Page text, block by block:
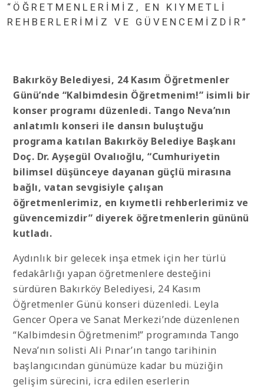
“ÖĞRETMENLERİMİZ, EN KIYMETLİ
REHBERLERİMİZ VE GÜVENCEMİZDİR”
Bakırköy Belediyesi, 24 Kasım Öğretmenler
Günü’nde “Kalbimdesin Öğretmenim!” isimli bir
konser programı düzenledi. Tango Neva’nın
anlatımlı konseri ile dansın buluştuğu
programa katılan Bakırköy Belediye Başkanı
Doç. Dr. Ayşegül Ovalıoğlu, “Cumhuriyetin
bilimsel düşünceye dayanan güçlü mirasına
bağlı, vatan sevgisiyle çalışan
öğretmenlerimiz, en kıymetli rehberlerimiz ve
güvencemizdir” diyerek öğretmenlerin gününü
kutladı.
Aydınlık bir gelecek inşa etmek için her türlü
fedakârlığı yapan öğretmenlere desteğini
sürdüren Bakırköy Belediyesi, 24 Kasım
Öğretmenler Günü konseri düzenledi. Leyla
Gencer Opera ve Sanat Merkezi’nde düzenlenen
“Kalbimdesin Öğretmenim!” programında Tango
Neva’nın solisti Ali Pınar’ın tango tarihinin
başlangıcından günümüze kadar bu müziğin
gelişim sürecini, icra edilen eserlerin